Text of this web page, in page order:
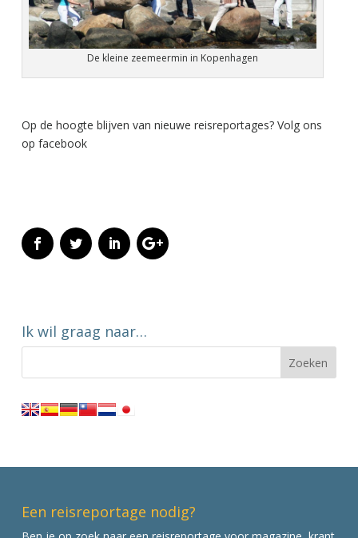
De kleine zeemeermin in Kopenhagen
Op de hoogte blijven van nieuwe reisreportages? Volg ons
op facebook
Ik wil graag naar…
Een reisreportage nodig?